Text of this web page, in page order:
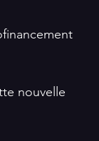
nouvelle